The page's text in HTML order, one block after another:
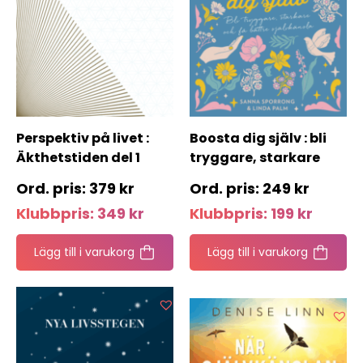
Perspektiv på livet :
Äkthetstiden del 1
379 kr
Klubbpris: 349 kr
Lägg till i varukorg
Boosta dig själv : bli
tryggare, starkare
självkänsla249 kr
Klubbpris: 199 kr
Lägg till i varukorg